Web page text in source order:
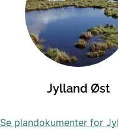
Jylland Øst
Se plandokumenter for